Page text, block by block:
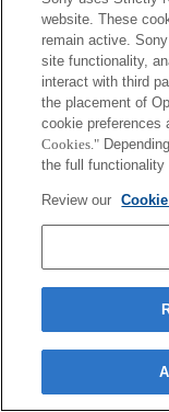
SteadyShot non
Durante le riprese
dell'obiettivo, ad
La regolazione
La modifica del
rendere lo schermo più
Terms of Use Contact Us
website. These
remain active.
site functionality,
interact with third
the placement of
cookie preferences
Cookies."
the full
Review our